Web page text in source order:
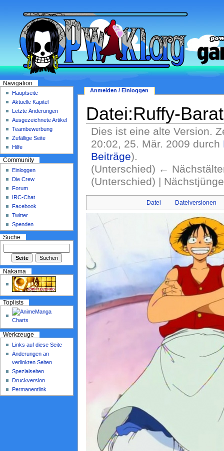
Datei:Ruffy-
Dies ist eine alte Version.
20:02, 25. Mär. 2009 durch
Beiträge).
(Unterschied) ←
(Unterschied) |
Datei Dateiversionen
Anmelden / Einloggen
Navigation
Hauptseite
Aktuelle Kapitel
Letzte Änderungen
Ausgezeichnete Artikel
Teambewerbung
Zufällige Seite
Hilfe
Community
Einloggen
Die Crew
Forum
IRC-Chat
Facebook
Twitter
Spenden
Suche
Nakama
Toplists
Werkzeuge
Links auf diese Seite
Änderungen an
verlinkten Seiten
Spezialseiten
Druckversion
Permanentlink